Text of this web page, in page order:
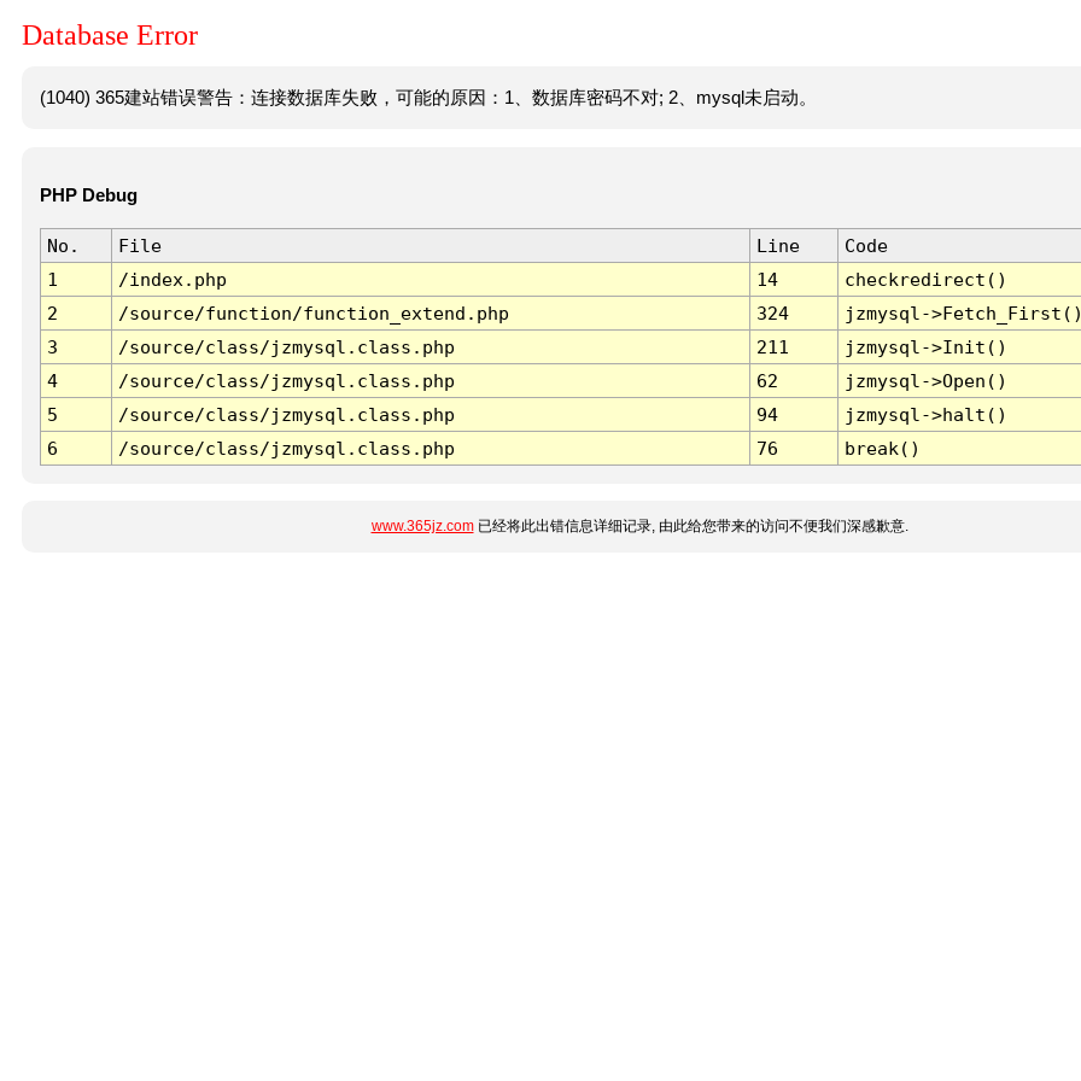
Database Error
(1040) 365建站错误警告：连接数据库失败，可能的原因：1、数据库密码不对; 2、mysql未启动。
PHP Debug
No. File Line
Code
1
/index.php 14
checkredirect()
2
/source/function/function_extend.php 324
jzmysql-
3
/source/class/jzmysql.class.php 211
jzmysql->Init()
4
/source/class/jzmysql.class.php 62
jzmysql->Open()
5
/source/class/jzmysql.class.php 94
jzmysql->halt()
6
/source/class/jzmysql.class.php 76 break()
www.365jz.com已经将此出错信息详细记录, 由此给您带来的访问不便我们深感歉意.